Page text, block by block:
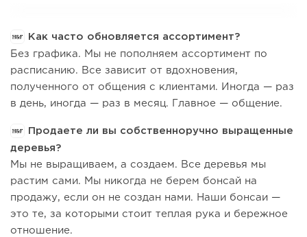
Как часто обновляется ассортимент?
Без графика. Мы не пополняем ассортимент по
расписанию. Все зависит от вдохновения,
полученного от общения с клиентами. Иногда — раз
в день, иногда — раз в месяц. Главное — общение.
Продаете ли вы собственноручно выращенные
деревья?
Мы не выращиваем, а создаем. Все деревья мы
растим сами. Мы никогда не берем бонсай на
продажу, если он не создан нами. Наши бонсаи —
это те, за которыми стоит теплая рука и бережное
отношение.